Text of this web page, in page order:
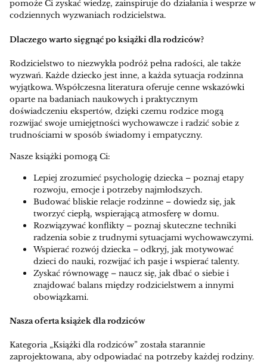
pomoże Ci zyskać wiedzę, zainspiruje do działania i wesprze w
codziennych wyzwaniach rodzicielstwa.
Dlaczego warto sięgnąć po książki dla rodziców?
Rodzicielstwo to niezwykła podróż pełna radości, ale także
wyzwań. Każde dziecko jest inne, a każda sytuacja rodzinna
wyjątkowa. Współczesna literatura oferuje cenne wskazówki
oparte na badaniach naukowych i praktycznym
doświadczeniu ekspertów, dzięki czemu rodzice mogą
rozwijać swoje umiejętności wychowawcze i radzić sobie z
trudnościami w sposób świadomy i empatyczny.
Nasze książki pomogą Ci:
Lepiej zrozumieć psychologię dziecka – poznaj etapy
rozwoju, emocje i potrzeby najmłodszych.
Budować bliskie relacje rodzinne – dowiedz się, jak
tworzyć ciepłą, wspierającą atmosferę w domu.
Rozwiązywać konflikty – poznaj skuteczne techniki
radzenia sobie z trudnymi sytuacjami wychowawczymi.
Wspierać rozwój dziecka – odkryj, jak motywować
dzieci do nauki, rozwijać ich pasje i wspierać talenty.
Zyskać równowagę – naucz się, jak dbać o siebie i
znajdować balans między rodzicielstwem a innymi
obowiązkami.
Nasza oferta książek dla rodziców
Kategoria „Książki dla rodziców” została starannie
zaprojektowana, aby odpowiadać na potrzeby każdej rodziny.